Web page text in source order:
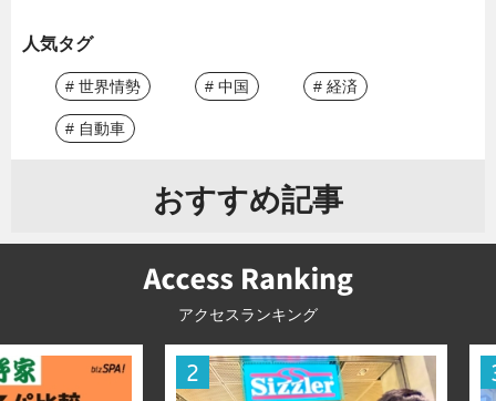
人気タグ
# 世界情勢 # 中国 # 経済
# 自動車
おすすめ記事
アクセスランキング